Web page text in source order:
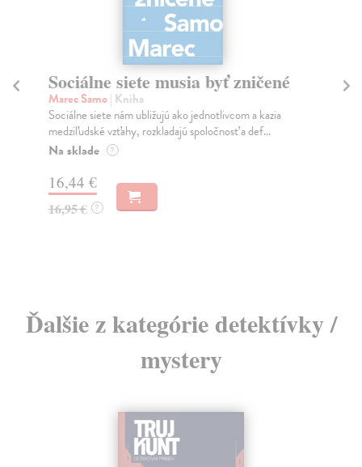
Sociálne siete musia byť zničené
Marec Samo| Kniha
Sociálne siete nám ubližujú ako jednotlivcom a kazia
medziľudské vzťahy, rozkladajú spoločnosť a def...
Na sklade ?
16,44 €
16,95 € ?
Ďalšie z kategórie detektívky /
mystery